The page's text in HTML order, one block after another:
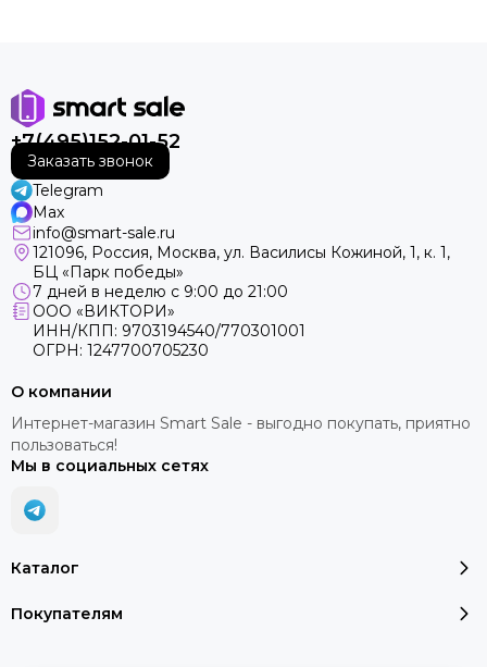
+7(495)152-01-52
Заказать звонок
Telegram
Max
info@smart-sale.ru
121096, Россия, Москва, ул. Василисы Кожиной, 1, к. 1,
БЦ «Парк победы»
7 дней в неделю с 9:00 до 21:00
ООО «ВИКТОРИ»
ИНН/КПП: 9703194540/770301001
ОГРН: 1247700705230
Каталог
Покупателям
О компании
Интернет-магазин Smart Sale - выгодно покупать, приятно
пользоваться!
Мы в социальных сетях